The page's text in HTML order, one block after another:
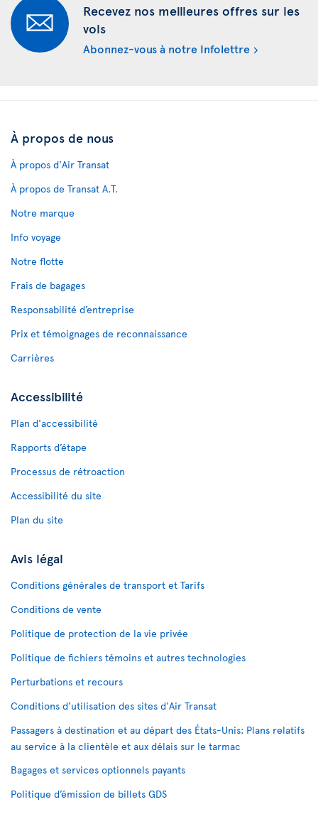
Recevez nos meilleures offres sur les
vols
Abonnez-vous à notre Infolettre
À propos de nous
À propos d'Air Transat
À propos de Transat A.T.
Notre marque
Info voyage
Notre flotte
Frais de bagages
Responsabilité d’entreprise
Prix et témoignages de reconnaissance
Carrières
Accessibilité
Plan d'accessibilité
Rapports d’étape
Processus de rétroaction
Accessibilité du site
Plan du site
Avis légal
Conditions générales de transport et Tarifs
Conditions de vente
Politique de protection de la vie privée
Politique de fichiers témoins et autres technologies
Perturbations et recours
Conditions d’utilisation des sites d'Air Transat
Passagers à destination et au départ des États-Unis: Plans relatifs
au service à la clientèle et aux délais sur le tarmac
Bagages et services optionnels payants
Politique d’émission de billets GDS